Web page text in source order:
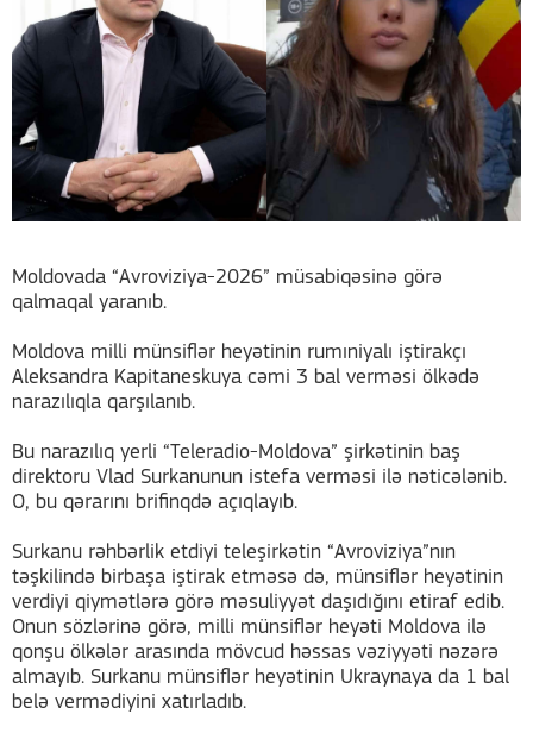
Moldovada “Avroviziya-2026” müsabiqəsinə görə
qalmaqal yaranıb.
Moldova milli münsiflər heyətinin rumıniyalı iştirakçı
Aleksandra Kapitaneskuya cəmi 3 bal verməsi ölkədə
narazılıqla qarşılanıb.
Bu narazılıq yerli “Teleradio-Moldova” şirkətinin baş
direktoru Vlad Surkanunun istefa verməsi ilə nəticələnib.
O, bu qərarını brifinqdə açıqlayıb.
Surkanu rəhbərlik etdiyi teleşirkətin “Avroviziya”nın
təşkilində birbaşa iştirak etməsə də, münsiflər heyətinin
verdiyi qiymətlərə görə məsuliyyət daşıdığını etiraf edib.
Onun sözlərinə görə, milli münsiflər heyəti Moldova ilə
qonşu ölkələr arasında mövcud həssas vəziyyəti nəzərə
almayıb. Surkanu münsiflər heyətinin Ukraynaya da 1 bal
belə vermədiyini xatırladıb.